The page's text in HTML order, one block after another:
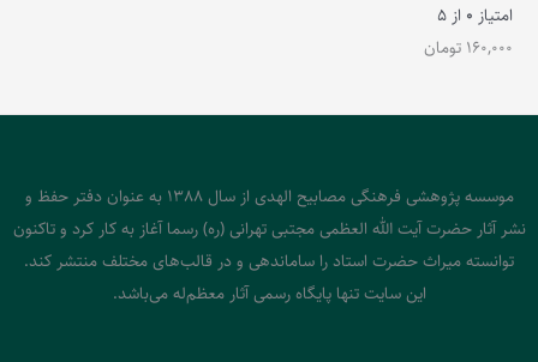
امتیاز 0 از 5
160,000 تومان
موسسه پژوهشی فرهنگی مصابیح الهدی از سال 1388 به عنوان دفتر حفظ و
نشر آثار حضرت آیت الله العظمی مجتبی تهرانی (ره) رسما آغاز به کار کرد و تاکنون
توانسته میراث حضرت استاد را ساماندهی و در قالب‌های مختلف منتشر کند.
این سایت تنها پایگاه رسمی آثار معظم‌له می‌باشد.